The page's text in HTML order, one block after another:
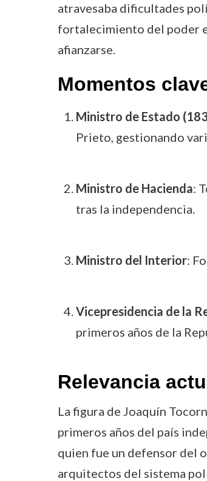
atravesaba dificultades
fortalecimiento del poder
afianzarse.
Momentos
Ministro de Estado
Prieto, gestionando
Ministro de Hacienda:
tras la independencia.
Ministro del Interior:
Vicepresidencia de la
primeros años de la
Relevancia
La figura de Joaquín
primeros años del país
quien fue un defensor del
arquitectos del sistema